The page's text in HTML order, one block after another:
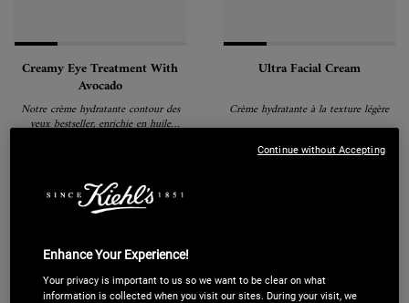
Creamy Eye Treatment With
Avocado
Notre crème hydratante contour des
yeux bestseller, enrichie en huile
LOADING ...
Ultra Facial Cream
Crème hydratante à la texture légère
(2756)
LOADING ...
Enhance Your Experience!
Your privacy is important to us so we want to be clear on what
information is collected when you visit our sites. During your visit, we
Continue without Accepting